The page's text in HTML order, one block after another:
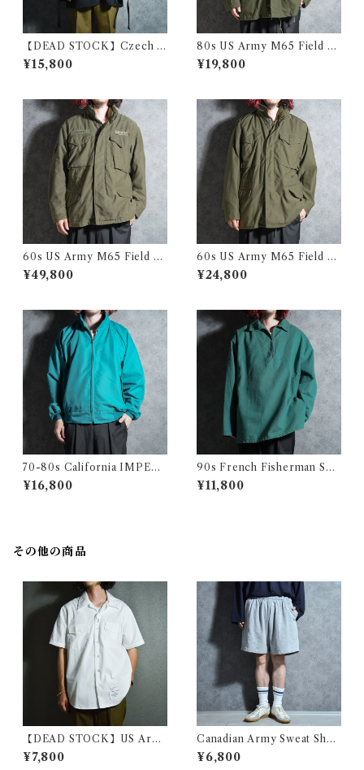
【DEAD STOCK】Czech A
rmy Cotton Snow Camoufl
age Parka チェコ軍 コットン
¥15,800
80s US Army M65 Field Ja
cket 3rd model アメリカ軍
M65 フィールド ジャケット 1
¥19,800
60s US Army M65 Field Ja
cket 1st model アメリカ軍 M
65 フィールド ジャケット
¥49,800
60s US Army M65 Field Ja
cket 2nd model アメリカ軍
M65 フィールド ジャケット 1
¥24,800
70-80s California IMPERI
AL Harrington jacket Made
in USA Swing Top Turquoi
¥16,800
90s French Fisherman Sm
ock Shirts Green フレンチ
フィッシャーマン スモック グ
¥11,800
その他の商品
【DEAD STOCK】US Arm
y Short-Sleeve Utility Shirt
s アメリカ軍 半袖 ユーティリ
¥7,800
Canadian Army Sweat Shor
t-Pants カナダ軍 スウェット
ショーツ
¥6,800